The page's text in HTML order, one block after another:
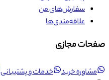
سفارش‌های من
علاقه‌مندی‌ها
صفحات مجازی
مشاوره خرید خدمات و پشتیبانی